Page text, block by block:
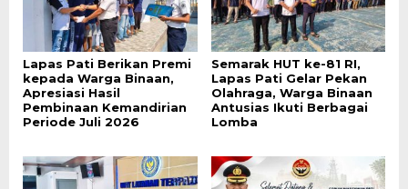
Lapas Pati Berikan Premi
kepada Warga Binaan,
Apresiasi Hasil
Pembinaan Kemandirian
Periode Juli 2026
Semarak HUT ke-81 RI,
Lapas Pati Gelar Pekan
Olahraga, Warga Binaan
Antusias Ikuti Berbagai
Lomba